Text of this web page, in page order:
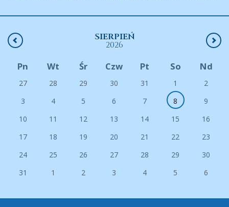
SIERPIEŃ
2026
Pn Wt Śr Czw Pt So Nd
27 28 29 30 31 1
2
3
4 5 6 7 8
9
10
11 12 13 14 15
16
17
18 19 20 21 22
23
24
25 26 27 28 29
30
31
1 2 3 4 5 6